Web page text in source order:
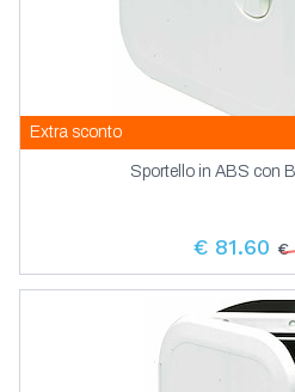
Extra sconto
Sportello in ABS con
€ 81.60 €